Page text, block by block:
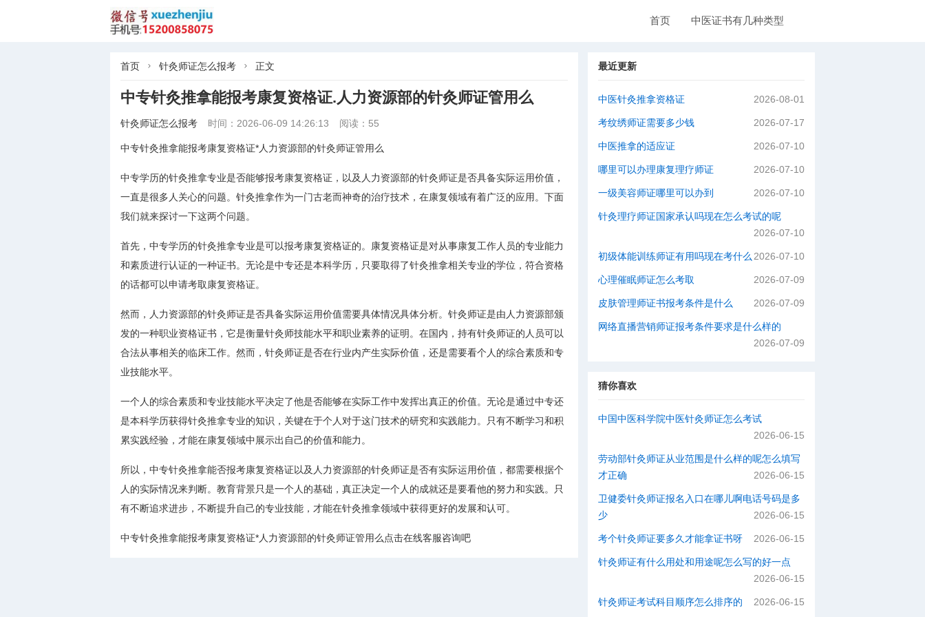
首页 中医证书有几种类型
首页  针灸师证怎么报考  正文
中专针灸推拿能报考康复资格证.人力资源部的针灸师证管用么
针灸师证怎么报考 时间：2026-06-09 14:26:13 阅读：55
中专针灸推拿能报考康复资格证*人力资源部的针灸师证管用么
中专学历的针灸推拿专业是否能够报考康复资格证，以及人力资源部的针灸师证是否具备实际运用价值，
一直是很多人关心的问题。针灸推拿作为一门古老而神奇的治疗技术，在康复领域有着广泛的应用。下面
我们就来探讨一下这两个问题。
首先，中专学历的针灸推拿专业是可以报考康复资格证的。康复资格证是对从事康复工作人员的专业能力
和素质进行认证的一种证书。无论是中专还是本科学历，只要取得了针灸推拿相关专业的学位，符合资格
的话都可以申请考取康复资格证。
然而，人力资源部的针灸师证是否具备实际运用价值需要具体情况具体分析。针灸师证是由人力资源部颁
发的一种职业资格证书，它是衡量针灸师技能水平和职业素养的证明。在国内，持有针灸师证的人员可以
合法从事相关的临床工作。然而，针灸师证是否在行业内产生实际价值，还是需要看个人的综合素质和专
业技能水平。
一个人的综合素质和专业技能水平决定了他是否能够在实际工作中发挥出真正的价值。无论是通过中专还
是本科学历获得针灸推拿专业的知识，关键在于个人对于这门技术的研究和实践能力。只有不断学习和积
累实践经验，才能在康复领域中展示出自己的价值和能力。
所以，中专针灸推拿能否报考康复资格证以及人力资源部的针灸师证是否有实际运用价值，都需要根据个
人的实际情况来判断。教育背景只是一个人的基础，真正决定一个人的成就还是要看他的努力和实践。只
有不断追求进步，不断提升自己的专业技能，才能在针灸推拿领域中获得更好的发展和认可。
中专针灸推拿能报考康复资格证*人力资源部的针灸师证管用么点击在线客服咨询吧
最近更新
中医针灸推拿资格证 2026-08-01
考纹绣师证需要多少钱 2026-07-17
中医推拿的适应证 2026-07-10
哪里可以办理康复理疗师证 2026-07-10
一级美容师证哪里可以办到 2026-07-10
针灸理疗师证国家承认吗现在怎么考试的呢
2026-07-10
初级体能训练师证有用吗现在考什么 2026-07-10
心理催眠师证怎么考取 2026-07-09
皮肤管理师证书报考条件是什么 2026-07-09
网络直播营销师证报考条件要求是什么样的
2026-07-09
猜你喜欢
中国中医科学院中医针灸师证怎么考试
2026-06-15
劳动部针灸师证从业范围是什么样的呢怎么填写
才正确
2026-06-15
卫健委针灸师证报名入口在哪儿啊电话号码是多
少
2026-06-15
考个针灸师证要多久才能拿证书呀 2026-06-15
针灸师证有什么用处和用途呢怎么写的好一点
2026-06-15
针灸师证考试科目顺序怎么排序的 2026-06-15